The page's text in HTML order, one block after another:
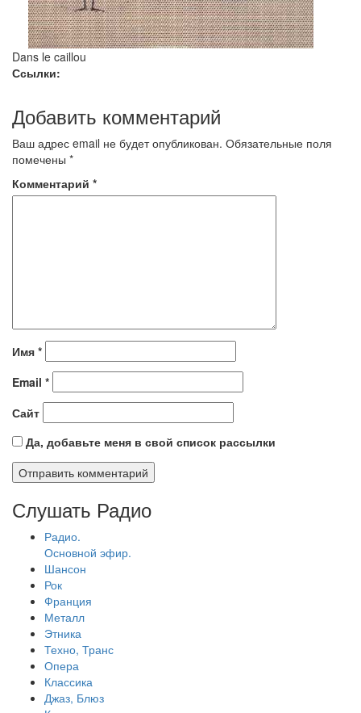
Dans le caillou
Ссылки:
Добавить комментарий
Ваш адрес email не будет опубликован. Обязательные поля
помечены *
Комментарий *
Имя *
Email *
Сайт
Да, добавьте меня в свой список рассылки
Слушать Радио
Радио.
Основной эфир.
Шансон
Рок
Франция
Металл
Этника
Техно, Транс
Опера
Классика
Джаз, Блюз